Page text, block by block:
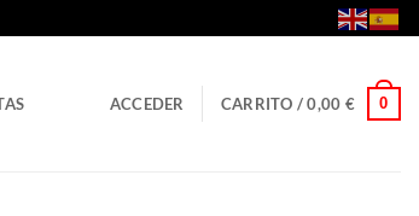
ACCEDER CARRITO /0,00 € 0